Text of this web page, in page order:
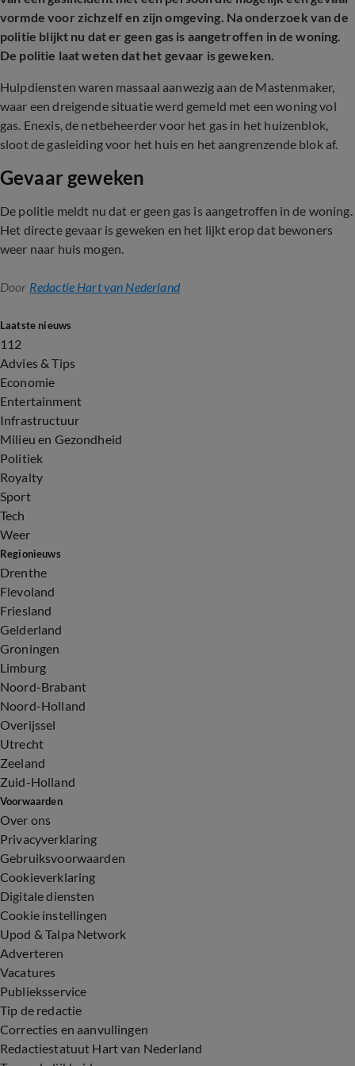
vormde voor zichzelf en zijn omgeving. Na onderzoek van de
politie blijkt nu dat er geen gas is aangetroffen in de woning.
De politie laat weten dat het gevaar is geweken.
Hulpdiensten waren massaal aanwezig aan de Mastenmaker,
waar een dreigende situatie werd gemeld met een woning vol
gas. Enexis, de netbeheerder voor het gas in het huizenblok,
sloot de gasleiding voor het huis en het aangrenzende blok af.
Gevaar geweken
De politie meldt nu dat er geen gas is aangetroffen in de woning.
Het directe gevaar is geweken en het lijkt erop dat bewoners
weer naar huis mogen.
Door Redactie Hart van Nederland
Laatste nieuws
112
Advies & Tips
Economie
Entertainment
Infrastructuur
Milieu en Gezondheid
Politiek
Royalty
Sport
Tech
Weer
Regionieuws
Drenthe
Flevoland
Friesland
Gelderland
Groningen
Limburg
Noord-Brabant
Noord-Holland
Overijssel
Utrecht
Zeeland
Zuid-Holland
Voorwaarden
Over ons
Privacyverklaring
Gebruiksvoorwaarden
Cookieverklaring
Digitale diensten
Cookie instellingen
Upod & Talpa Network
Adverteren
Vacatures
Publieksservice
Tip de redactie
Correcties en aanvullingen
Redactiestatuut Hart van Nederland